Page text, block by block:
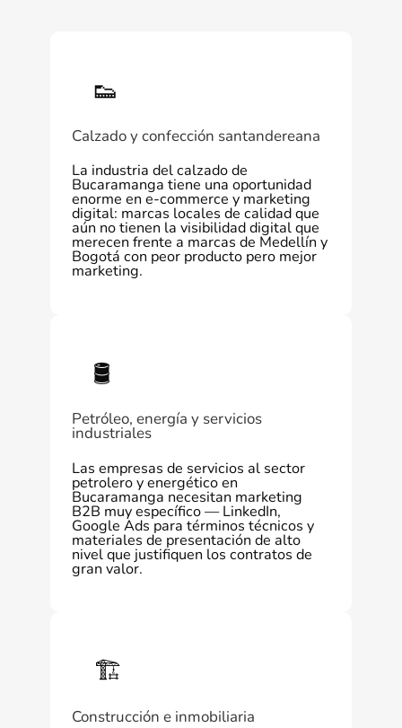
👟
Calzado y confección santandereana
La industria del calzado de
Bucaramanga tiene una oportunidad
enorme en e-commerce y marketing
digital: marcas locales de calidad que
aún no tienen la visibilidad digital que
merecen frente a marcas de Medellín y
Bogotá con peor producto pero mejor
marketing.
🛢️
Petróleo, energía y servicios
industriales
Las empresas de servicios al sector
petrolero y energético en
Bucaramanga necesitan marketing
B2B muy específico — LinkedIn,
Google Ads para términos técnicos y
materiales de presentación de alto
nivel que justifiquen los contratos de
gran valor.
🏗️
Construcción e inmobiliaria